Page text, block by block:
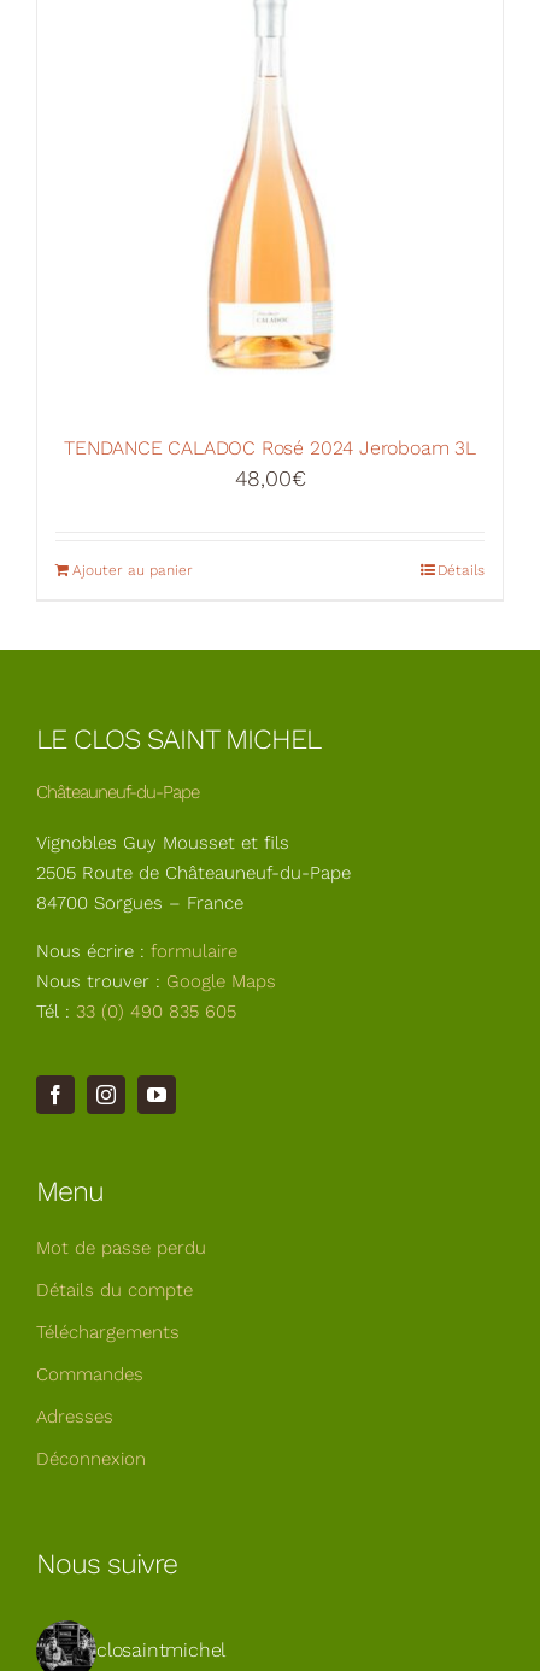
TENDANCE CALADOC Rosé 2024 Jeroboam 3L
48,00€
Ajouter au panier Détails
LE CLOS SAINT MICHEL
Châteauneuf-du-Pape
Vignobles Guy Mousset et fils
2505 Route de Châteauneuf-du-Pape
84700 Sorgues – France
Nous écrire : formulaire
Nous trouver : Google Maps
Tél : 33 (0) 490 835 605
Menu
Mot de passe perdu
Détails du compte
Téléchargements
Commandes
Adresses
Déconnexion
Nous suivre
closaintmichel